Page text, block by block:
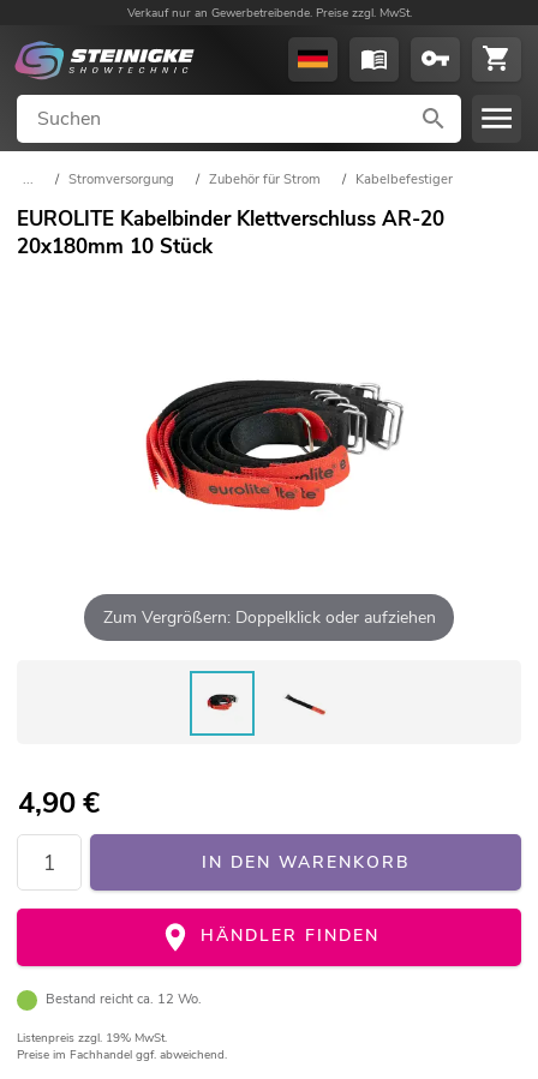
Verkauf nur an Gewerbetreibende. Preise zzgl. MwSt.
... / Stromversorgung / Zubehör für Strom / Kabelbefestiger
EUROLITE Kabelbinder Klettverschluss AR-20
20x180mm 10 Stück
Zum Vergrößern: Doppelklick oder aufziehen
4,90€
IN DEN WARENKORB
HÄNDLER FINDEN
Bestand reicht ca. 12 Wo.
Listenpreis zzgl. 19% MwSt.
Preise im Fachhandel ggf. abweichend.